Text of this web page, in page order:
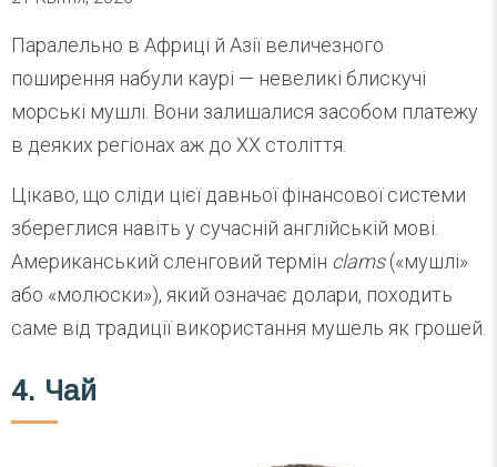
Паралельно в Африці й Азії величезного
поширення набули каурі — невеликі блискучі
морські мушлі. Вони залишалися засобом платежу
в деяких регіонах аж до XX століття.
Цікаво, що сліди цієї давньої фінансової системи
збереглися навіть у сучасній англійській мові.
Американський сленговий термін clams(«мушлі»
або «молюски»), який означає долари, походить
саме від традиції використання мушель як грошей.
4. Чай